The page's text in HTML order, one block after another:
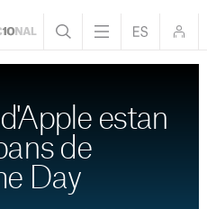
estan
de
Day